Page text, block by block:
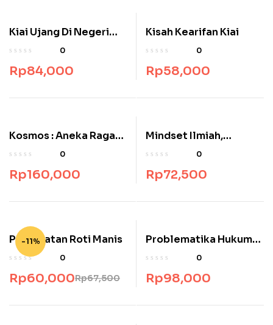
Kiai Ujang Di Negeri
Kanguru
0
Rp84,000
Kisah Kearifan Kiai
0
Rp58,000
Kosmos : Aneka Ragam
Dunia
0
Rp160,000
Mindset Ilmiah,
Membangun ide
0
Rp72,500
-11%
Pembuatan Roti Manis
0
Rp67,500
Rp60,000
Problematika Hukum
Perkawinan di
0
Rp98,000